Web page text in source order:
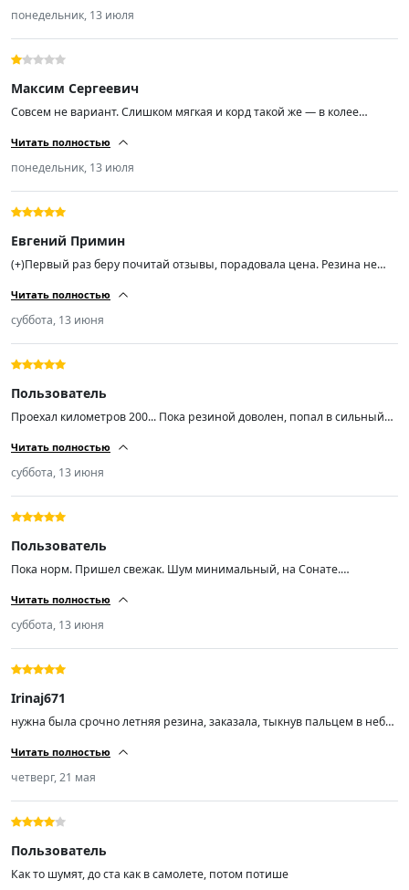
встала как надо. Минусов пока не заметил.
понедельник, 13 июля
Максим Сергеевич
Совсем не вариант. Слишком мягкая и корд такой же — в колее
нормальное.
Читать полностью
понедельник, 13 июля
Евгений Примин
(+)Первый раз беру почитай отзывы, порадовала цена. Резина не
остальном всё хорошо, спасибо продавцу. Хотел заказ ещё пару, не
могу найти.
Читать полностью
суббота, 13 июня
Пользователь
Проехал километров 200... Пока резиной доволен, попал в сильный
уверенно держала поток воды даже в колеее.. Резина мягкая, тихая...
Насколько хватит неизвестно, но пока радует... Авто ниссан хтрейл
т31...
Читать полностью
суббота, 13 июня
Пользователь
Пока норм. Пришел свежак. Шум минимальный, на Сонате.
Читать полностью
суббота, 13 июня
Irinaj671
нужна была срочно летняя резина, заказала, тыкнув пальцем в небо,
Читать полностью
четверг, 21 мая
Пользователь
Как то шумят, до ста как в самолете, потом потише